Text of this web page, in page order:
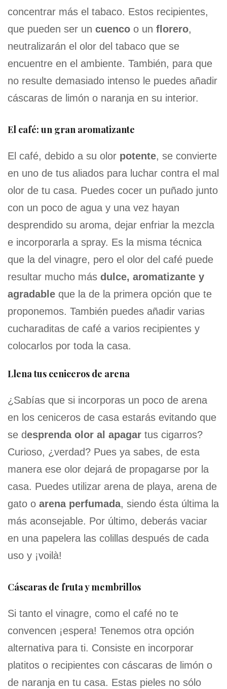
concentrar más el tabaco. Estos recipientes,
que pueden ser un cuenco o un florero,
neutralizarán el olor del tabaco que se
encuentre en el ambiente. También, para que
no resulte demasiado intenso le puedes añadir
cáscaras de limón o naranja en su interior.
El café: un gran aromatizante
El café, debido a su olor potente, se convierte
en uno de tus aliados para luchar contra el mal
olor de tu casa. Puedes cocer un puñado junto
con un poco de agua y una vez hayan
desprendido su aroma, dejar enfriar la mezcla
e incorporarla a spray. Es la misma técnica
que la del vinagre, pero el olor del café puede
resultar mucho más dulce, aromatizante y
agradable que la de la primera opción que te
proponemos. También puedes añadir varias
cucharaditas de café a varios recipientes y
colocarlos por toda la casa.
Llena tus ceniceros de arena
¿Sabías que si incorporas un poco de arena
en los ceniceros de casa estarás evitando que
se desprenda olor al apagar tus cigarros?
Curioso, ¿verdad? Pues ya sabes, de esta
manera ese olor dejará de propagarse por la
casa. Puedes utilizar arena de playa, arena de
gato o arena perfumada, siendo ésta última la
más aconsejable. Por último, deberás vaciar
en una papelera las colillas después de cada
uso y ¡voilà!
Cáscaras de fruta y membrillos
Si tanto el vinagre, como el café no te
convencen ¡espera! Tenemos otra opción
alternativa para ti. Consiste en incorporar
platitos o recipientes con cáscaras de limón o
de naranja en tu casa. Estas pieles no sólo